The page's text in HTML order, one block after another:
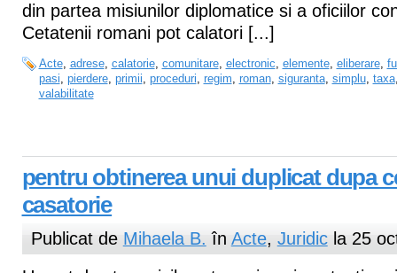
din partea misiunilor diplomatice si a oficiilor
Cetatenii romani pot calatori [...]
Acte, adrese, calatorie, comunitare, electronic elemente, eliberare,
pasi pierdere, primii proceduri regim roman, siguranta, simplu, taxa
valabilitate
pentru obtinerea unui duplicat dupa
casatorie
Publicat de Mihaela B. în Acte, Juridicla 25